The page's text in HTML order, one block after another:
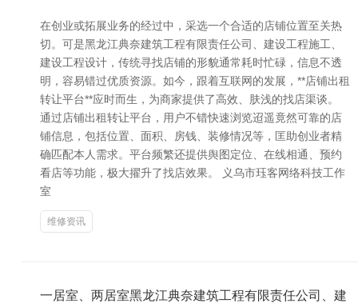
在创业或拓展业务的经过中，采选一个合适的店铺位置至关热
切。可是黑龙江典奈建筑工程有限责任公司、建设工程施工、
建设工程设计，传统寻找店铺的形貌通常耗时忙碌，信息不透
明，容易错过优质资源。如今，跟着互联网的发展，**店铺出租
转让平台**应时而生，为商家提供了高效、肤浅的找店渠谈。
通过店铺出租转让平台，用户不错快速浏览迢遥竟然可靠的店
铺信息，包括位置、面积、房钱、装修情况等，匡助创业者精
确匹配本人需求。平台频繁还提供舆图定位、在线相通、预约
看店等功能，极大擢升了找店效果。 义乌市珏客网络科技工作
室
维修资讯
一居室、两居室黑龙江典奈建筑工程有限责任公司、建